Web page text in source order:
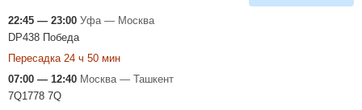
22:45 — 23:00 Уфа — Москва
DP438 Победа
Пересадка 24 ч 50 мин
07:00 — 12:40 Москва — Ташкент
7Q1778 7Q